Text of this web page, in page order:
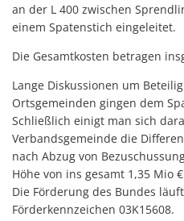
an der L 400 zwischen
einem Spatenstich eingeleitet.
Die Gesamtkosten betragen
Lange Diskussionen um
Ortsgemeinden gingen dem
Schließlich einigt man sich
Verbandsgemeinde die
nach Abzug von
Höhe von ins gesamt 1,35 Mio
Die Förderung des Bundes
Förderkennzeichen 03K15608.